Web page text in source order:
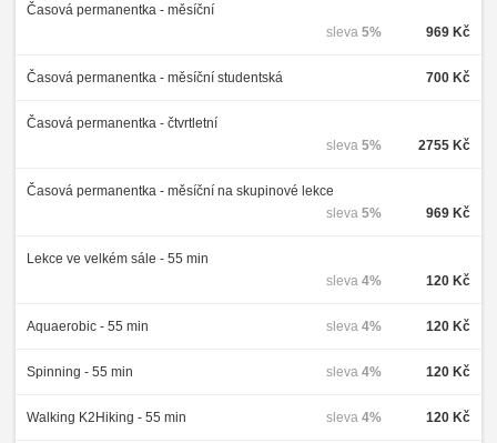
Časová permanentka - měsíční
969 Kč
sleva 5%
Časová permanentka - měsíční studentská 700 Kč
Časová permanentka - čtvrtletní
2755 Kč
sleva 5%
Časová permanentka - měsíční na skupinové lekce
969 Kč
sleva 5%
Lekce ve velkém sále - 55 min
120 Kč
sleva 4%
Aquaerobic - 55 min 120 Kč
sleva 4%
Spinning - 55 min 120 Kč
sleva 4%
Walking K2Hiking - 55 min 120 Kč
sleva 4%